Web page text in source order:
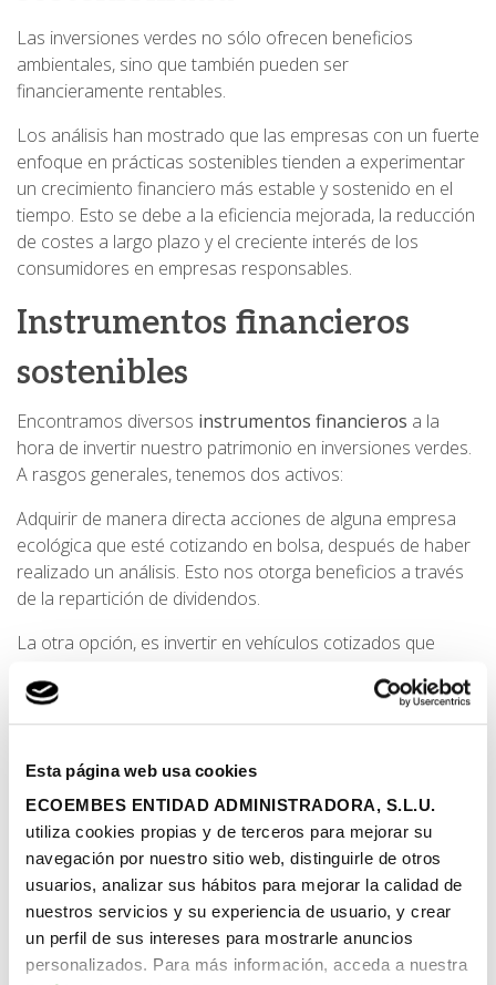
Esta página web usa cookies
ECOEMBES ENTIDAD ADMINISTRADORA, S.L.U.
utiliza cookies propias y de terceros para mejorar su
navegación por nuestro sitio web, distinguirle de otros
usuarios, analizar sus hábitos para mejorar la calidad de
nuestros servicios y su experiencia de usuario, y crear
un perfil de sus intereses para mostrarle anuncios
personalizados. Para más información, acceda a nuestra
Las inversiones verdes no sólo ofrecen beneficios
ambientales, sino que también pueden ser
financieramente rentables.
Los análisis han mostrado que las empresas con un fuerte
enfoque en prácticas sostenibles tienden a experimentar
un crecimiento financiero más estable y sostenido en el
tiempo. Esto se debe a la eficiencia mejorada, la reducción
de costes a largo plazo y el creciente interés de los
consumidores en empresas responsables.
Instrumentos financieros
sostenibles
Encontramos diversos instrumentos financieros a la
hora de invertir nuestro patrimonio en inversiones verdes.
A rasgos generales, tenemos dos activos:
Adquirir de manera directa acciones de alguna empresa
ecológica que esté cotizando en bolsa, después de haber
realizado un análisis. Esto nos otorga beneficios a través
de la repartición de dividendos.
La otra opción, es invertir en vehículos cotizados que
opciones, que no implican la compra directa de acciones,
tenemos:
Bonos verdes.Son emitidos por instituciones
públicas o privadas y son un tipo de deuda. Su
diferencia con otros bonos reside en su
compromiso de destinar los fondos a proyectos
medioambientales o climáticos. Especialmente
diseñados para inversores preocupados con el
medioambiente y el cambio climático. Se suelen usar
principalmente en instalaciones renovables o de
eficiencia energética, gestión de residuos o